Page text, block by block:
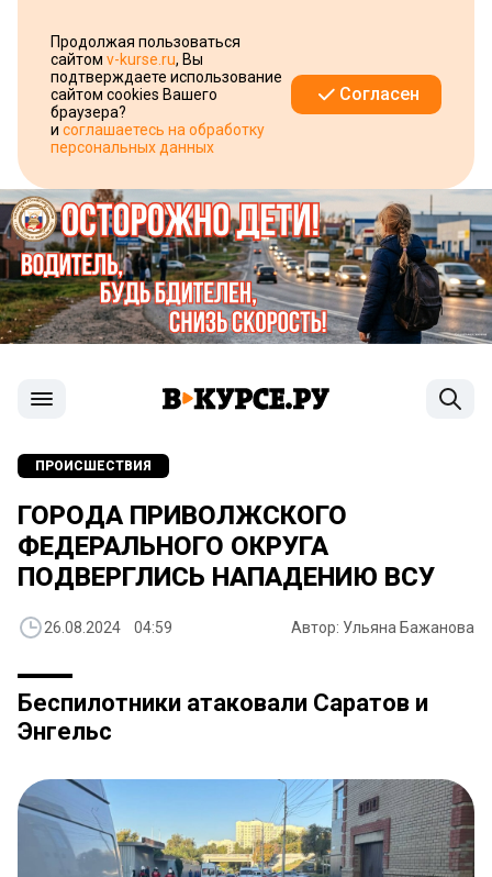
Продолжая пользоваться
сайтом v-kurse.ru, Вы
подтверждаете использование
сайтом cookies Вашего
браузера?
и соглашаетесь на обработку
персональных данных
Согласен
ПРОИСШЕСТВИЯ
ГОРОДА ПРИВОЛЖСКОГО
ФЕДЕРАЛЬНОГО ОКРУГА
ПОДВЕРГЛИСЬ НАПАДЕНИЮ ВСУ
26.08.2024 04:59 Автор: Ульяна Бажанова
Беспилотники атаковали Саратов и
Энгельс